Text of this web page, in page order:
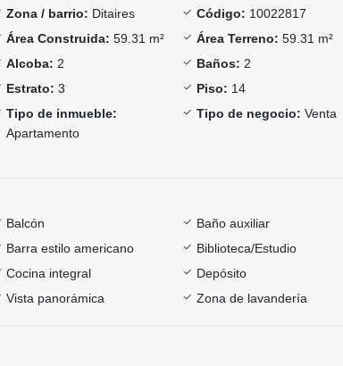
Zona / barrio: Ditaires Código: 10022817
Área Construida: 59.31 m² Área Terreno: 59.31 m²
Alcoba: 2 Baños: 2
Estrato: 3 Piso: 14
Tipo de inmueble:
Apartamento
Tipo de negocio: Venta
Balcón Baño auxiliar
Barra estilo americano
Biblioteca/Estudio
Cocina integral
Depósito
Vista panorámica
Zona de lavandería